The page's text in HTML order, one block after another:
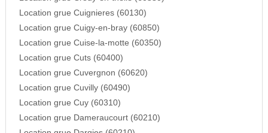
Location grue Cuignieres (60130)
Location grue Cuigy-en-bray (60850)
Location grue Cuise-la-motte (60350)
Location grue Cuts (60400)
Location grue Cuvergnon (60620)
Location grue Cuvilly (60490)
Location grue Cuy (60310)
Location grue Dameraucourt (60210)